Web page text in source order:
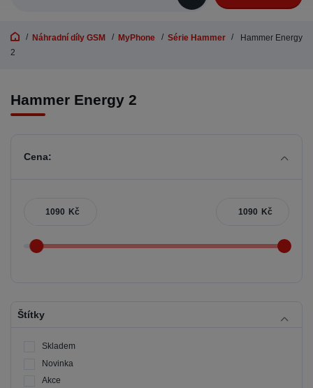
Náhradní díly GSM MyPhone Série Hammer
Hammer Energy
2
Hammer Energy 2
Cena:
Kč Kč
Štítky
Skladem
Novinka
Akce